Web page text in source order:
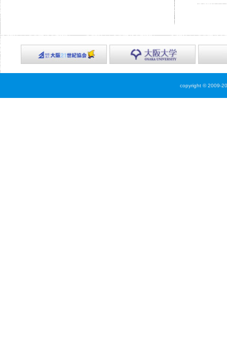
copyright © 2009-